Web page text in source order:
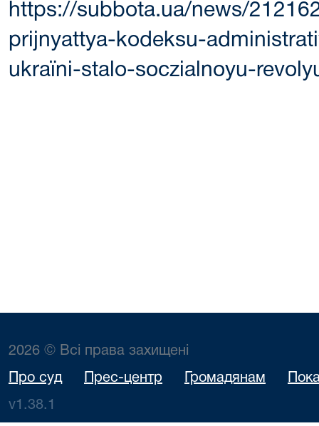
https://subbota.ua/news/
prijnyattya-kodeksu-
ukraїni-stalo-soczialnoyu-
2026 © Всі права захищені
Про суд Прес-центр Громадянам
v1.38.1